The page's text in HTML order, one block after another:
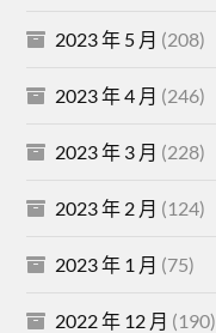
2023 年 5 月 (208)
2023 年 4 月 (246)
2023 年 3 月 (228)
2023 年 2 月 (124)
2023 年 1 月 (75)
2022 年 12 月 (190)